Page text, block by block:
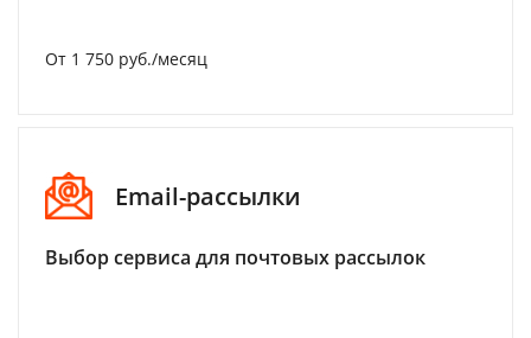
От 1 750 руб./месяц
Email-рассылки
Выбор сервиса для почтовых рассылок